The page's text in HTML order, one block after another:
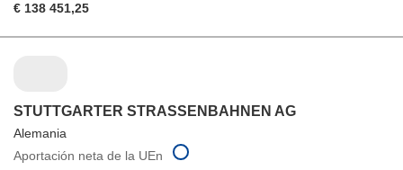
€ 138 451,25
STUTTGARTER STRASSENBAHNEN AG
Alemania
Aportación neta de la UEn